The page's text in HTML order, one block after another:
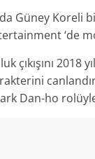
Güney Koreli
‘de
2018
Dan-ho